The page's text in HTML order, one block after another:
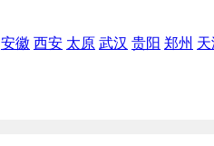
安徽 西安 太原 武汉 贵阳 郑州